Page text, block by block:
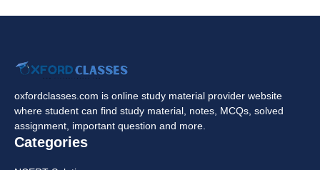
oxfordclasses.com is online study material provider website
where student can find study material, notes, MCQs, solved
assignment, important question and more.
Categories